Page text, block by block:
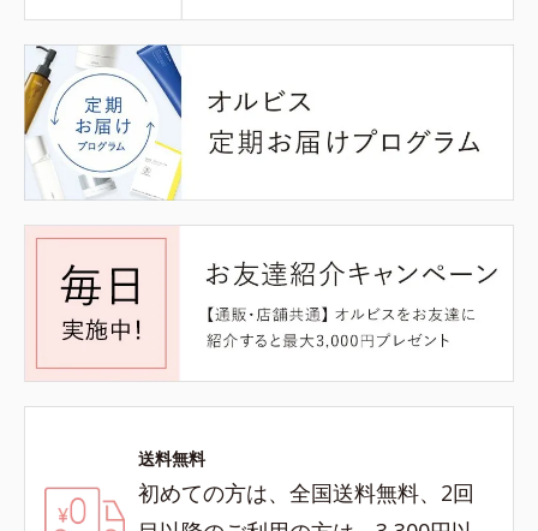
送料無料
初めての方は、全国送料無料、2回